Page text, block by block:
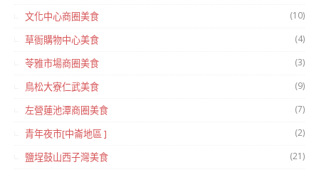
文化中心商圈美食 (10)
草衙購物中心美食 (4)
苓雅市場商圈美食 (3)
鳥松大寮仁武美食 (9)
左營蓮池潭商圈美食 (7)
青年夜市[中崙地區 ] (2)
鹽埕鼓山西子灣美食 (21)